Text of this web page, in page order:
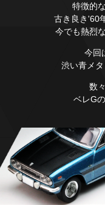
特徴的
古き良き'60
今でも熱烈
今回
渋い青メタ
数
ベレG